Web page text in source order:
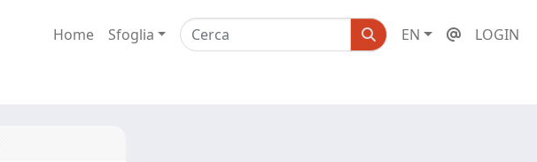
Home Sfoglia EN LOGIN